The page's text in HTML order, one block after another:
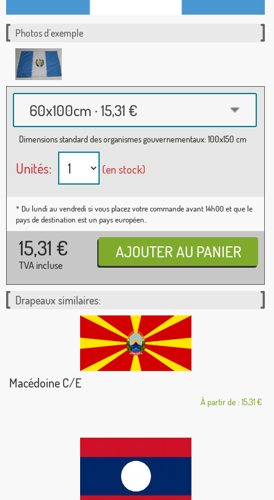
Photos d´exemple
60x100cm · 15,31 €
Dimensions standard des organismes gouvernementaux: 100x150 cm
Unités: (en stock)
* Du lundi au vendredi si vous placez votre commande avant 14h00 et que le
pays de destination est un pays européen..
15,31 €
TVA incluse
Drapeaux similaires:
Macédoine C/E
À partir de : 15,31 €